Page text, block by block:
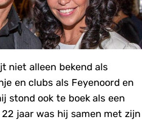
niet alleen bekend als
en clubs als Feyenoord en
stond ook te boek als een
jaar was hij samen met zijn